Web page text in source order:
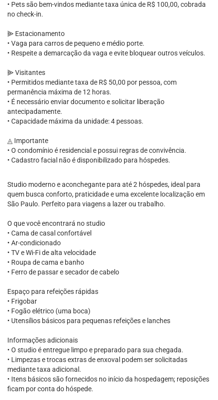
• Pets são bem-vindos mediante taxa única de R$ 100,00, cobrada
no check-in.
⫸ Estacionamento
• Vaga para carros de pequeno e médio porte.
• Respeite a demarcação da vaga e evite bloquear outros veículos.
⫸ Visitantes
• Permitidos mediante taxa de R$ 50,00 por pessoa, com
permanência máxima de 12 horas.
• É necessário enviar documento e solicitar liberação
antecipadamente.
• Capacidade máxima da unidade: 4 pessoas.
◬ Importante
• O condomínio é residencial e possui regras de convivência.
• Cadastro facial não é disponibilizado para hóspedes.
Studio moderno e aconchegante para até 2 hóspedes, ideal para
quem busca conforto, praticidade e uma excelente localização em
São Paulo. Perfeito para viagens a lazer ou trabalho.
O que você encontrará no studio
• Cama de casal confortável
• Ar-condicionado
• TV e Wi-Fi de alta velocidade
• Roupa de cama e banho
• Ferro de passar e secador de cabelo
Espaço para refeições rápidas
• Frigobar
• Fogão elétrico (uma boca)
• Utensílios básicos para pequenas refeições e lanches
Informações adicionais
• O studio é entregue limpo e preparado para sua chegada.
• Limpezas e trocas extras de enxoval podem ser solicitadas
mediante taxa adicional.
• Itens básicos são fornecidos no início da hospedagem; reposições
ficam por conta do hóspede.